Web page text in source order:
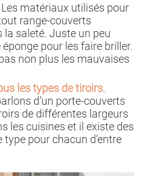
matériaux utilisés pour
range-couverts
la saleté. Juste un peu
éponge pour les faire briller.
non plus les mauvaises
les types de tiroirs.
d’un porte-couverts
de différentes largeurs
les cuisines et il existe des
type pour chacun d’entre